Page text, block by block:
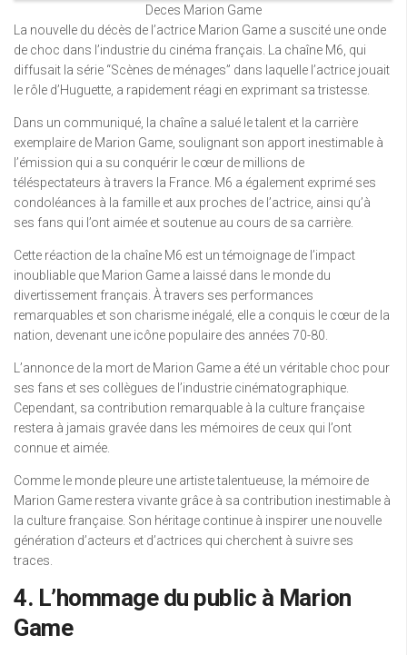
Deces Marion Game
La nouvelle du décès de l’actrice Marion Game a suscité une onde
de choc dans l’industrie du cinéma français. La chaîne M6, qui
diffusait la série “Scènes de ménages” dans laquelle l’actrice jouait
le rôle d’Huguette, a rapidement réagi en exprimant sa tristesse.
Dans un communiqué, la chaîne a salué le talent et la carrière
exemplaire de Marion Game, soulignant son apport inestimable à
l’émission qui a su conquérir le cœur de millions de
téléspectateurs à travers la France. M6 a également exprimé ses
condoléances à la famille et aux proches de l’actrice, ainsi qu’à
ses fans qui l’ont aimée et soutenue au cours de sa carrière.
Cette réaction de la chaîne M6 est un témoignage de l’impact
inoubliable que Marion Game a laissé dans le monde du
divertissement français. À travers ses performances
remarquables et son charisme inégalé, elle a conquis le cœur de la
nation, devenant une icône populaire des années 70-80.
L’annonce de la mort de Marion Game a été un véritable choc pour
ses fans et ses collègues de l’industrie cinématographique.
Cependant, sa contribution remarquable à la culture française
restera à jamais gravée dans les mémoires de ceux qui l’ont
connue et aimée.
Comme le monde pleure une artiste talentueuse, la mémoire de
Marion Game restera vivante grâce à sa contribution inestimable à
la culture française. Son héritage continue à inspirer une nouvelle
génération d’acteurs et d’actrices qui cherchent à suivre ses
traces.
4. L’hommage du public à Marion
Game